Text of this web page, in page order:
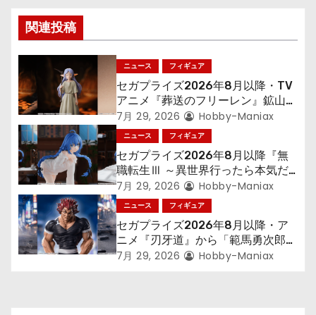
ゲ
ー
シ
ョ
ン
関連投稿
ニュース フィギュア
セガプライズ2026年8月以降・TV
アニメ『葬送のフリーレン』鉱山で
300年働くことになっっちゃった
「フリーレン」を立体化！
7月 29, 2026 Hobby-Maniax
ニュース フィギュア
セガプライズ2026年8月以降『無
職転生Ⅲ ～異世界行ったら本気だ
す～』から「ロキシー」のフィギュ
アが登場！
7月 29, 2026 Hobby-Maniax
ニュース フィギュア
セガプライズ2026年8月以降・ア
ニメ『刃牙道』から「範馬勇次郎」
が登場ッッ!!
7月 29, 2026 Hobby-Maniax